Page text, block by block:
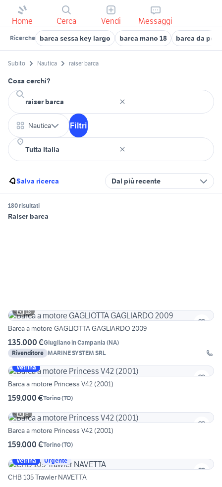
Home Cerca Vendi Messaggi
Ricerche barca sessa key largo barca mano 18 barca da
Subito Nautica raiser barca
Cosa cerchi?
Nautica Filtri
Salva ricerca Dal più recente
180 risultati
Raiser barca
18
Barca a motore GAGLIOTTA GAGLIARDO 2009
135.000 €Giugliano in Campania (NA)
Rivenditore MARINE SYSTEM SRL
Vetrina
Barca a motore Princess V42 (2001)
159.000 €Torino(TO)
6
Barca a motore Princess V42 (2001)
159.000 €Torino(TO)
Vetrina Urgente
CHB 105 Trawler NAVETTA